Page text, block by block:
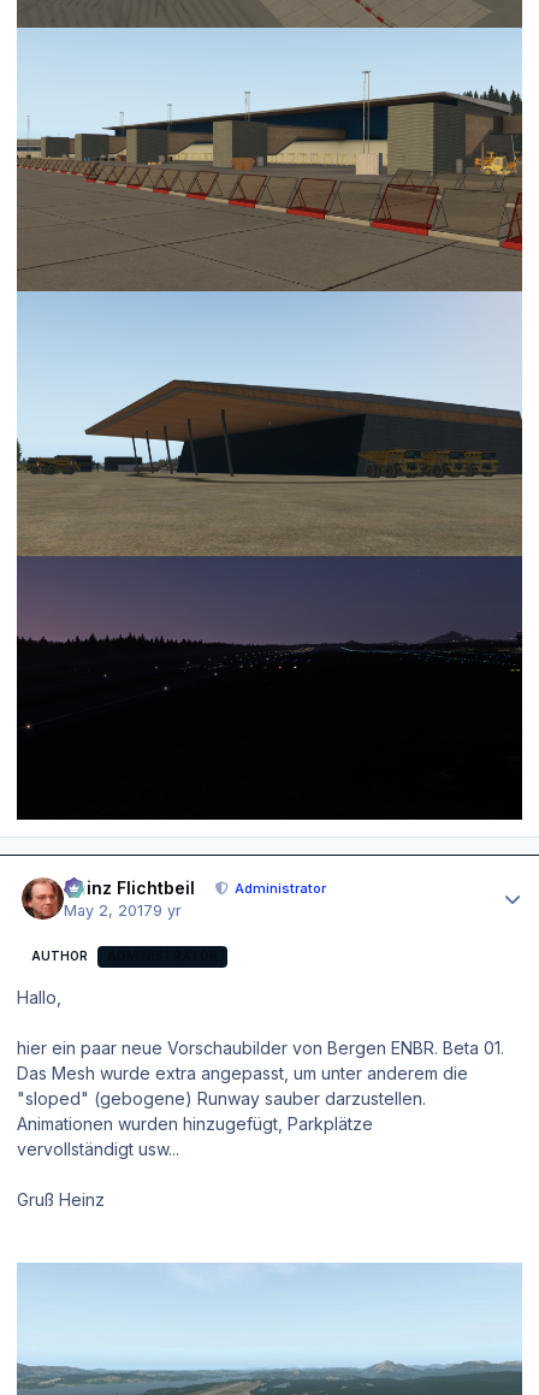
Heinz Flichtbeil Administrator
May 2, 20179 yr
AUTHOR
Hallo,
hier ein paar neue Vorschaubilder von Bergen ENBR. Beta 01.
Das Mesh wurde extra angepasst, um unter anderem die
"sloped" (gebogene) Runway sauber darzustellen.
Animationen wurden hinzugefügt, Parkplätze
vervollständigt usw...
Gruß Heinz